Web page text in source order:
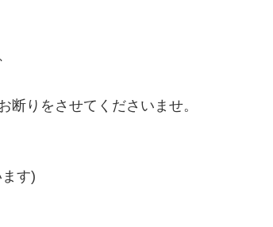
断りをさせてくださいませ。
す)